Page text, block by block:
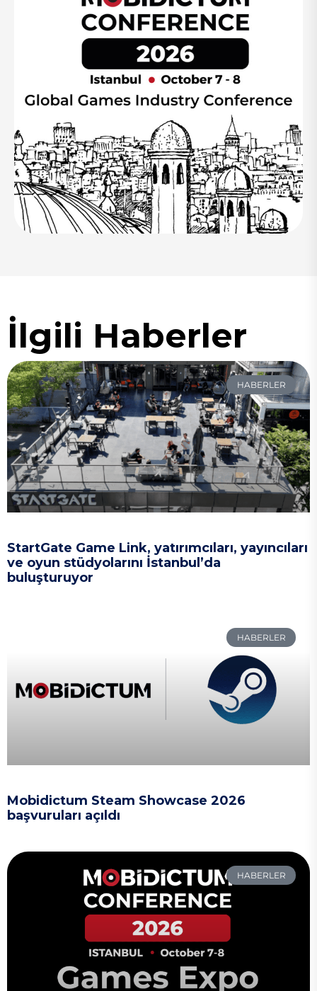
İlgili Haberler
HABERLER
StartGate Game Link, yatırımcıları, yayıncıları
ve oyun stüdyolarını İstanbul’da
buluşturuyor
HABERLER
Mobidictum Steam Showcase 2026
başvuruları açıldı
HABERLER